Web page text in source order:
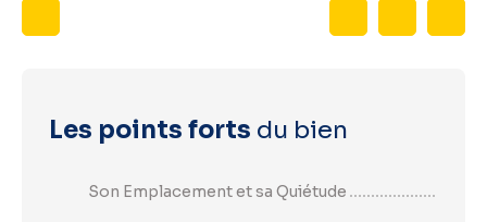
Les points forts du bien
Son Emplacement et sa Quiétude